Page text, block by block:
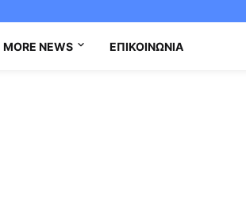
MORE NEWS ΕΠΙΚΟΙΝΩΝΊΑ